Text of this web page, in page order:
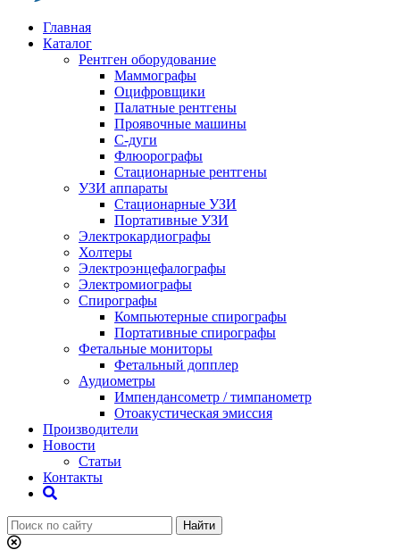
Главная
Каталог
Рентген оборудование
Маммографы
Оцифровщики
Палатные рентгены
Проявочные машины
С-дуги
Флюорографы
Стационарные рентгены
УЗИ аппараты
Стационарные УЗИ
Портативные УЗИ
Электрокардиографы
Холтеры
Электроэнцефалографы
Электромиографы
Спирографы
Компьютерные спирографы
Портативные спирографы
Фетальные мониторы
Фетальный допплер
Аудиометры
Импендансометр / тимпанометр
Отоакустическая эмиссия
Производители
Новости
Статьи
Контакты
Найти